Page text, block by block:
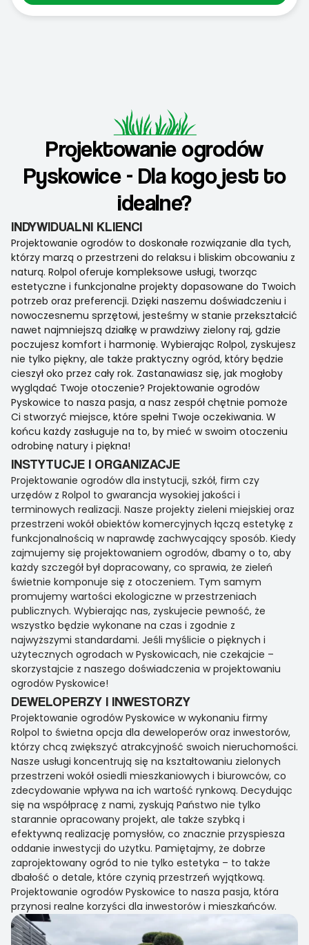
Projektowanie ogrodów
Pyskowice - Dla kogo jest to
idealne?
INDYWIDUALNI KLIENCI
Projektowanie ogrodów to doskonałe rozwiązanie dla tych,
którzy marzą o przestrzeni do relaksu i bliskim obcowaniu z
naturą. Rolpol oferuje kompleksowe usługi, tworząc
estetyczne i funkcjonalne projekty dopasowane do Twoich
potrzeb oraz preferencji. Dzięki naszemu doświadczeniu i
nowoczesnemu sprzętowi, jesteśmy w stanie przekształcić
nawet najmniejszą działkę w prawdziwy zielony raj, gdzie
poczujesz komfort i harmonię. Wybierając Rolpol, zyskujesz
nie tylko piękny, ale także praktyczny ogród, który będzie
cieszył oko przez cały rok. Zastanawiasz się, jak mogłoby
wyglądać Twoje otoczenie? Projektowanie ogrodów
Pyskowice to nasza pasja, a nasz zespół chętnie pomoże
Ci stworzyć miejsce, które spełni Twoje oczekiwania. W
końcu każdy zasługuje na to, by mieć w swoim otoczeniu
odrobinę natury i piękna!
INSTYTUCJE I ORGANIZACJE
Projektowanie ogrodów dla instytucji, szkół, firm czy
urzędów z Rolpol to gwarancja wysokiej jakości i
terminowych realizacji. Nasze projekty zieleni miejskiej oraz
przestrzeni wokół obiektów komercyjnych łączą estetykę z
funkcjonalnością w naprawdę zachwycający sposób. Kiedy
zajmujemy się projektowaniem ogrodów, dbamy o to, aby
każdy szczegół był dopracowany, co sprawia, że zieleń
świetnie komponuje się z otoczeniem. Tym samym
promujemy wartości ekologiczne w przestrzeniach
publicznych. Wybierając nas, zyskujecie pewność, że
wszystko będzie wykonane na czas i zgodnie z
najwyższymi standardami. Jeśli myślicie o pięknych i
użytecznych ogrodach w Pyskowicach, nie czekajcie –
skorzystajcie z naszego doświadczenia w projektowaniu
ogrodów Pyskowice!
DEWELOPERZY I INWESTORZY
Projektowanie ogrodów Pyskowice w wykonaniu firmy
Rolpol to świetna opcja dla deweloperów oraz inwestorów,
którzy chcą zwiększyć atrakcyjność swoich nieruchomości.
Nasze usługi koncentrują się na kształtowaniu zielonych
przestrzeni wokół osiedli mieszkaniowych i biurowców, co
zdecydowanie wpływa na ich wartość rynkową. Decydując
się na współpracę z nami, zyskują Państwo nie tylko
starannie opracowany projekt, ale także szybką i
efektywną realizację pomysłów, co znacznie przyspiesza
oddanie inwestycji do użytku. Pamiętajmy, że dobrze
zaprojektowany ogród to nie tylko estetyka – to także
dbałość o detale, które czynią przestrzeń wyjątkową.
Projektowanie ogrodów Pyskowice to nasza pasja, która
przynosi realne korzyści dla inwestorów i mieszkańców.